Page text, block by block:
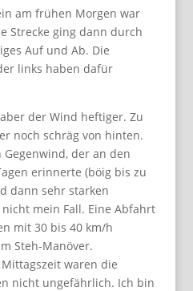
am frühen Morgen war
Strecke ging dann durch
Auf und Ab. Die
links haben dafür
der Wind heftiger. Zu
noch schräg von hinten.
Gegenwind, der an den
erinnerte (böig bis zu
dann sehr starken
mein Fall. Eine Abfahrt
mit 30 bis 40 km/h
Steh-Manöver.
waren die
nicht ungefährlich. Ich bin